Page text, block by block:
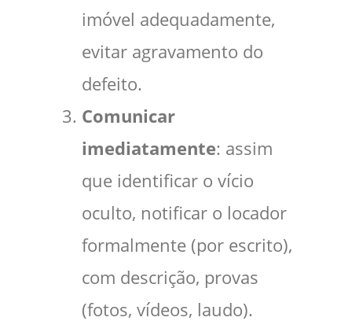
imóvel adequadamente,
evitar agravamento do
defeito.
Comunicar
imediatamente: assim
que identificar o vício
oculto, notificar o locador
formalmente (por escrito),
com descrição, provas
(fotos, vídeos, laudo).